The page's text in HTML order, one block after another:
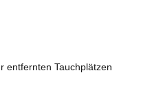
entfernten Tauchplätzen